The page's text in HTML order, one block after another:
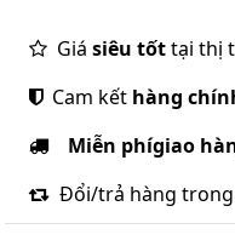
Giá siêu tốttại thị
Cam kết hàng
Miễn phígiao
Đổi/trả hàng trong